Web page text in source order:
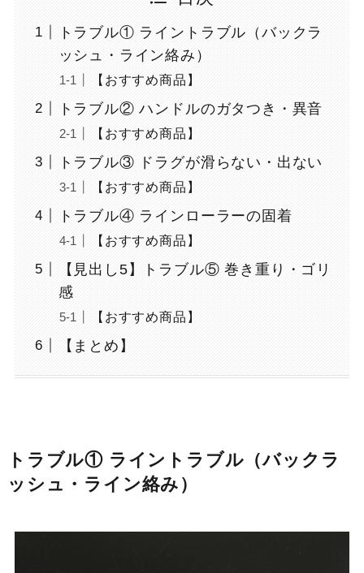
トラブル① ライントラブル（バックラ
ッシュ・ライン絡み）
【おすすめ商品】
トラブル② ハンドルのガタつき・異音
【おすすめ商品】
トラブル③ ドラグが滑らない・出ない
【おすすめ商品】
トラブル④ ラインローラーの固着
【おすすめ商品】
【見出し5】トラブル⑤ 巻き重り・ゴリ
感
【おすすめ商品】
【まとめ】
トラブル① ライントラブル（バックラ
ッシュ・ライン絡み）